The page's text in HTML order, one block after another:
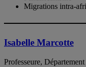
Migrations intra-
Isabelle Marcotte
Professeure,